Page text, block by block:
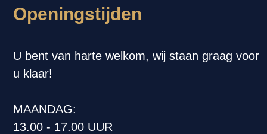
Openingstijden
U bent van harte welkom, wij staan graag voor
u klaar!
MAANDAG:
13.00 - 17.00 UUR